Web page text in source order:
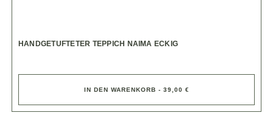
HANDGETUFTETER TEPPICH NAIMA ECKIG
IN DEN WARENKORB - 39,00 €